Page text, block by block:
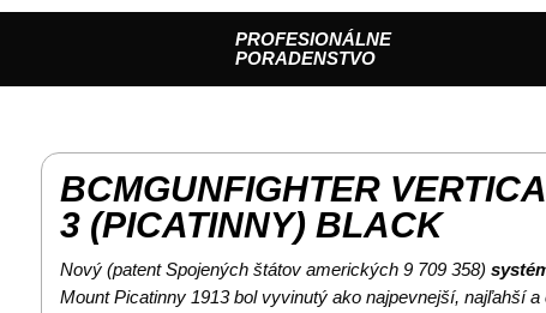
PROFESIONÁLNE
PORADENSTVO
BCMGUNFIGHTER
3 (PICATINNY) BLACK
Nový (patent Spojených štátov amerických 9 709 358)
Mount Picatinny 1913 bol vyvinutý ako najpevnejší, najľahší